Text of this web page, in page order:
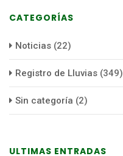
CATEGORÍAS
Noticias (22)
Registro de Lluvias (349)
Sin categoría (2)
ULTIMAS ENTRADAS